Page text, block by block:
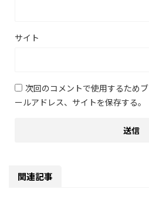
サイト
次回のコメントで使用するため
ールアドレス、サイトを保存する。
関連記事